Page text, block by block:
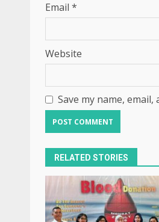
Email *
Website
Save my name,
RELATED STORIES